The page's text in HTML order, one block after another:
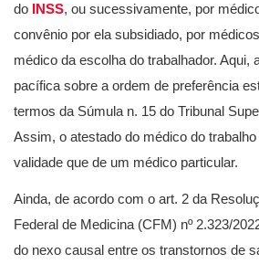
do INSS, ou sucessivamente, por
convênio por ela subsidiado, por
médico da escolha do trabalhador. Aqui,
pacífica sobre a ordem de preferência
termos da Súmula n. 15 do Tribunal
Assim, o atestado do médico do
validade que de um médico particular.
Ainda, de acordo com o art. 2 da
Federal de Medicina (CFM) nº 2.323/
do nexo causal entre os transtornos de